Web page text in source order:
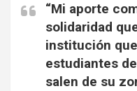
“Mi aporte
solidaridad
institución
estudiantes
salen de su